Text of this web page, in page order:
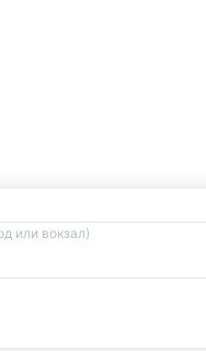
или вокзал)